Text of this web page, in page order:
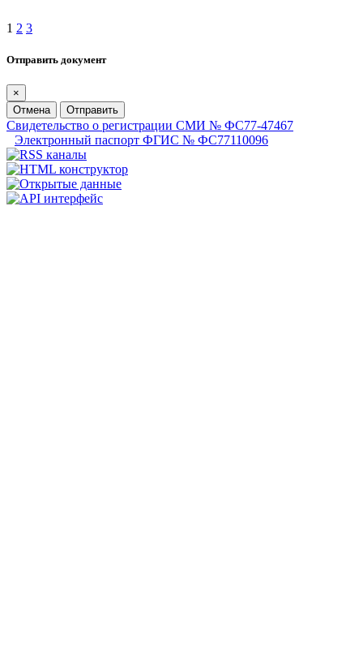
1 2 3
Отправить документ
×
Отмена
Отправить
Свидетельство о регистрации СМИ № ФС77-47467
Электронный паспорт ФГИС № ФС77110096